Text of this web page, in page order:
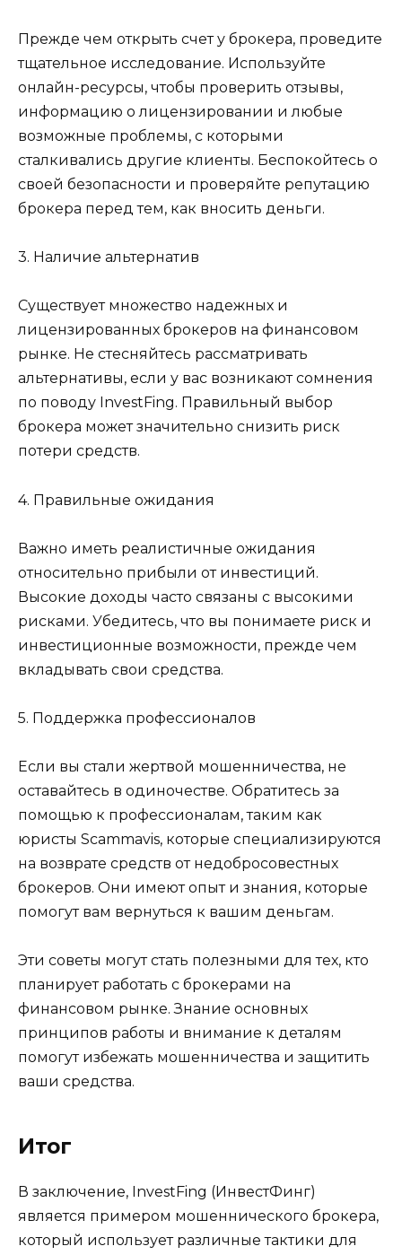
Прежде чем открыть счет у брокера, проведите
тщательное исследование. Используйте
онлайн-ресурсы, чтобы проверить отзывы,
информацию о лицензировании и любые
возможные проблемы, с которыми
сталкивались другие клиенты. Беспокойтесь о
своей безопасности и проверяйте репутацию
брокера перед тем, как вносить деньги.
3. Наличие альтернатив
Существует множество надежных и
лицензированных брокеров на финансовом
рынке. Не стесняйтесь рассматривать
альтернативы, если у вас возникают сомнения
по поводу InvestFing. Правильный выбор
брокера может значительно снизить риск
потери средств.
4. Правильные ожидания
Важно иметь реалистичные ожидания
относительно прибыли от инвестиций.
Высокие доходы часто связаны с высокими
рисками. Убедитесь, что вы понимаете риск и
инвестиционные возможности, прежде чем
вкладывать свои средства.
5. Поддержка профессионалов
Если вы стали жертвой мошенничества, не
оставайтесь в одиночестве. Обратитесь за
помощью к профессионалам, таким как
юристы Scammavis, которые специализируются
на возврате средств от недобросовестных
брокеров. Они имеют опыт и знания, которые
помогут вам вернуться к вашим деньгам.
Эти советы могут стать полезными для тех, кто
планирует работать с брокерами на
финансовом рынке. Знание основных
принципов работы и внимание к деталям
помогут избежать мошенничества и защитить
ваши средства.
Итог
В заключение, InvestFing (ИнвестФинг)
является примером мошеннического брокера,
который использует различные тактики для